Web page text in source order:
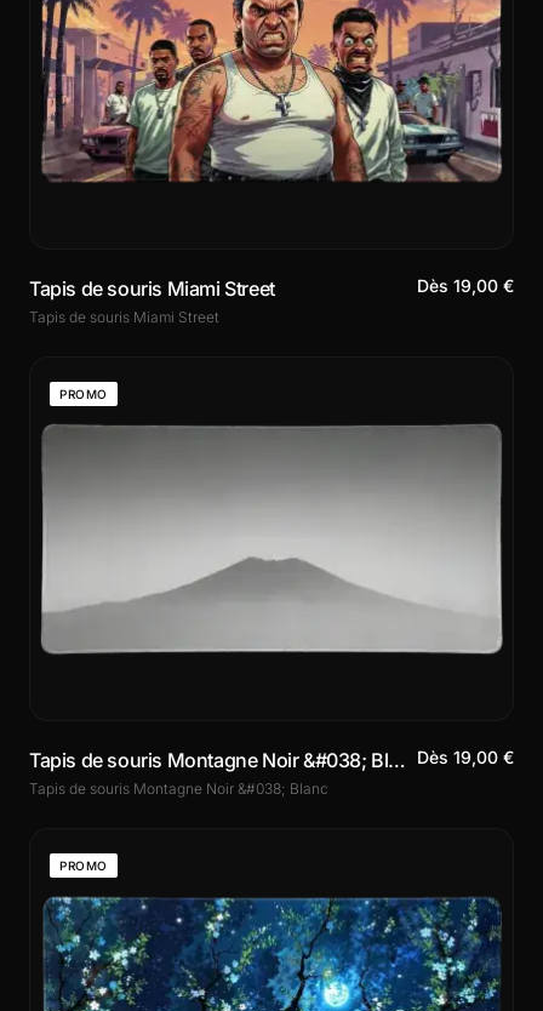
Tapis de souris Miami Street
Tapis de souris Miami Street
Dès 19,00 €
PROMO
Tapis de souris Montagne Noir &#038; Blanc
Tapis de souris Montagne Noir &#038; Blanc
Dès 19,00 €
PROMO